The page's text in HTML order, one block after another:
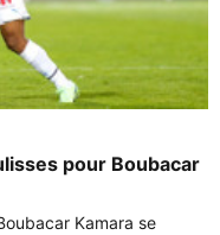
pour Boubacar
Kamara se